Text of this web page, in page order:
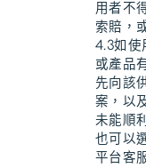
用者不
索賠，
4.3如使
或產品
先向該
案，以
未能順
也可以
平台客